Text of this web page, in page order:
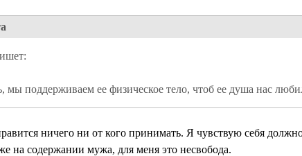
мы поддерживаем ее физическое тело, чтоб ее душа нас
ничего ни от кого принимать. Я чувствую себя
на содержании мужа, для меня это несвобода.